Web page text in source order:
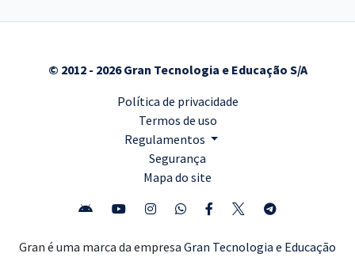
© 2012 - 2026 Gran Tecnologia e Educação S/A
Política de privacidade
Termos de uso
Regulamentos
Segurança
Mapa do site
Gran é uma marca da empresa Gran Tecnologia e Educação